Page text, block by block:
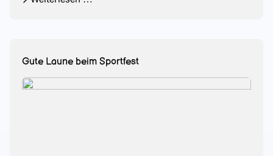
Gute Laune beim Sportfest